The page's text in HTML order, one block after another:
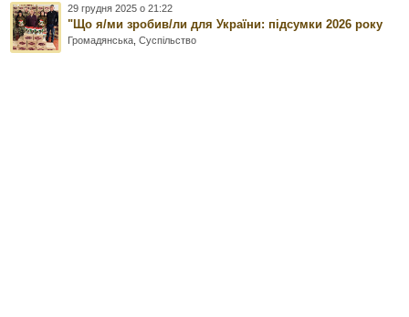
29 грудня 2025 о 21:22
"Що я/ми зробив/ли для України: підсумки 2026 року
Громадянська ,Суспільство